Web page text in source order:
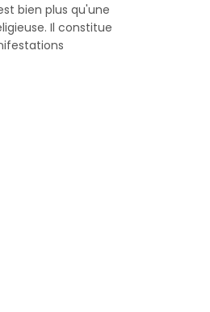
bien plus qu'une
Il constitue